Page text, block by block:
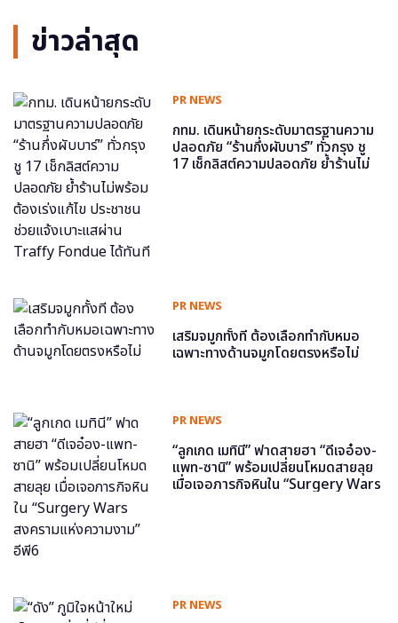
ข่าวล่าสุด
PR NEWS
กทม. เดินหน้ายกระดับมาตรฐานความ
ปลอดภัย “ร้านกึ่งผับบาร์” ทั่วกรุง ชู
17 เช็กลิสต์ความปลอดภัย ย้ำร้านไม่
PR NEWS
เสริมจมูกทั้งที ต้องเลือกทำกับหมอ
เฉพาะทางด้านจมูกโดยตรงหรือไม่
PR NEWS
“ลูกเกด เมทินี” ฟาดสายฮา “ดีเจอ๋อง-
แพท-ซานิ” พร้อมเปลี่ยนโหมดสายลุย
เมื่อเจอภารกิจหินใน “Surgery Wars
PR NEWS